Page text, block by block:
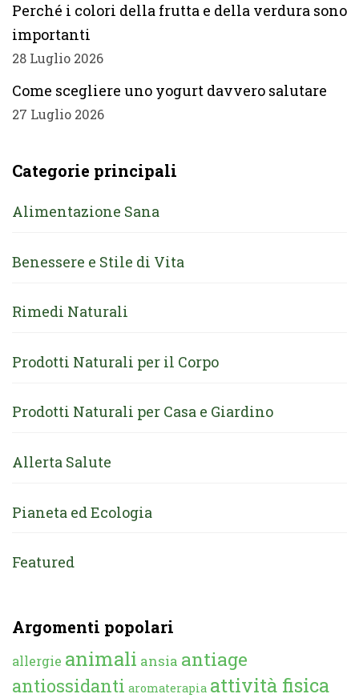
Perché i colori della frutta e della verdura sono
importanti
28 Luglio 2026
Come scegliere uno yogurt davvero salutare
27 Luglio 2026
Categorie principali
Alimentazione Sana
Benessere e Stile di Vita
Rimedi Naturali
Prodotti Naturali per il Corpo
Prodotti Naturali per Casa e Giardino
Allerta Salute
Pianeta ed Ecologia
Featured
Argomenti popolari
allergie animali ansia antiage
antiossidanti aromaterapia attività fisica